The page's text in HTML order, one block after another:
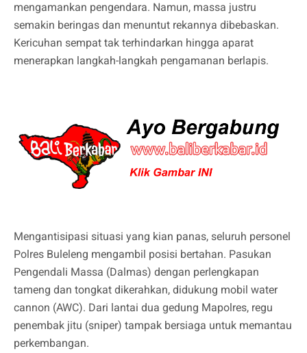
mengamankan pengendara. Namun, massa justru
semakin beringas dan menuntut rekannya dibebaskan.
Kericuhan sempat tak terhindarkan hingga aparat
menerapkan langkah-langkah pengamanan berlapis.
Mengantisipasi situasi yang kian panas, seluruh personel
Polres Buleleng mengambil posisi bertahan. Pasukan
Pengendali Massa (Dalmas) dengan perlengkapan
tameng dan tongkat dikerahkan, didukung mobil water
cannon (AWC). Dari lantai dua gedung Mapolres, regu
penembak jitu (sniper) tampak bersiaga untuk memantau
perkembangan.